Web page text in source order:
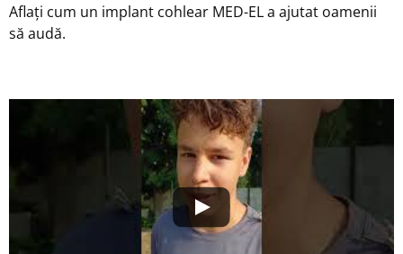
Aflați cum un implant cohlear MED-ELa ajutat oamenii
să audă.